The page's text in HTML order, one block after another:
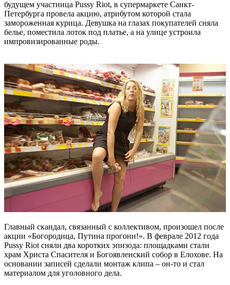
будущем участница Pussy Riot, в супермаркете Санкт-
Петербурга провела акцию, атрибутом которой стала
замороженная курица. Девушка на глазах покупателей сняла
белье, поместила лоток под платье, а на улице устроила
импровизированные роды.
Главный скандал, связанный с коллективом, произошел после
акции «Богородица, Путина прогони!». В феврале 2012 года
Pussy Riot сняли два коротких эпизода: площадками стали
храм Христа Спасителя и Богоявленский собор в Елохове. На
основании записей сделали монтаж клипа – он-то и стал
материалом для уголовного дела.